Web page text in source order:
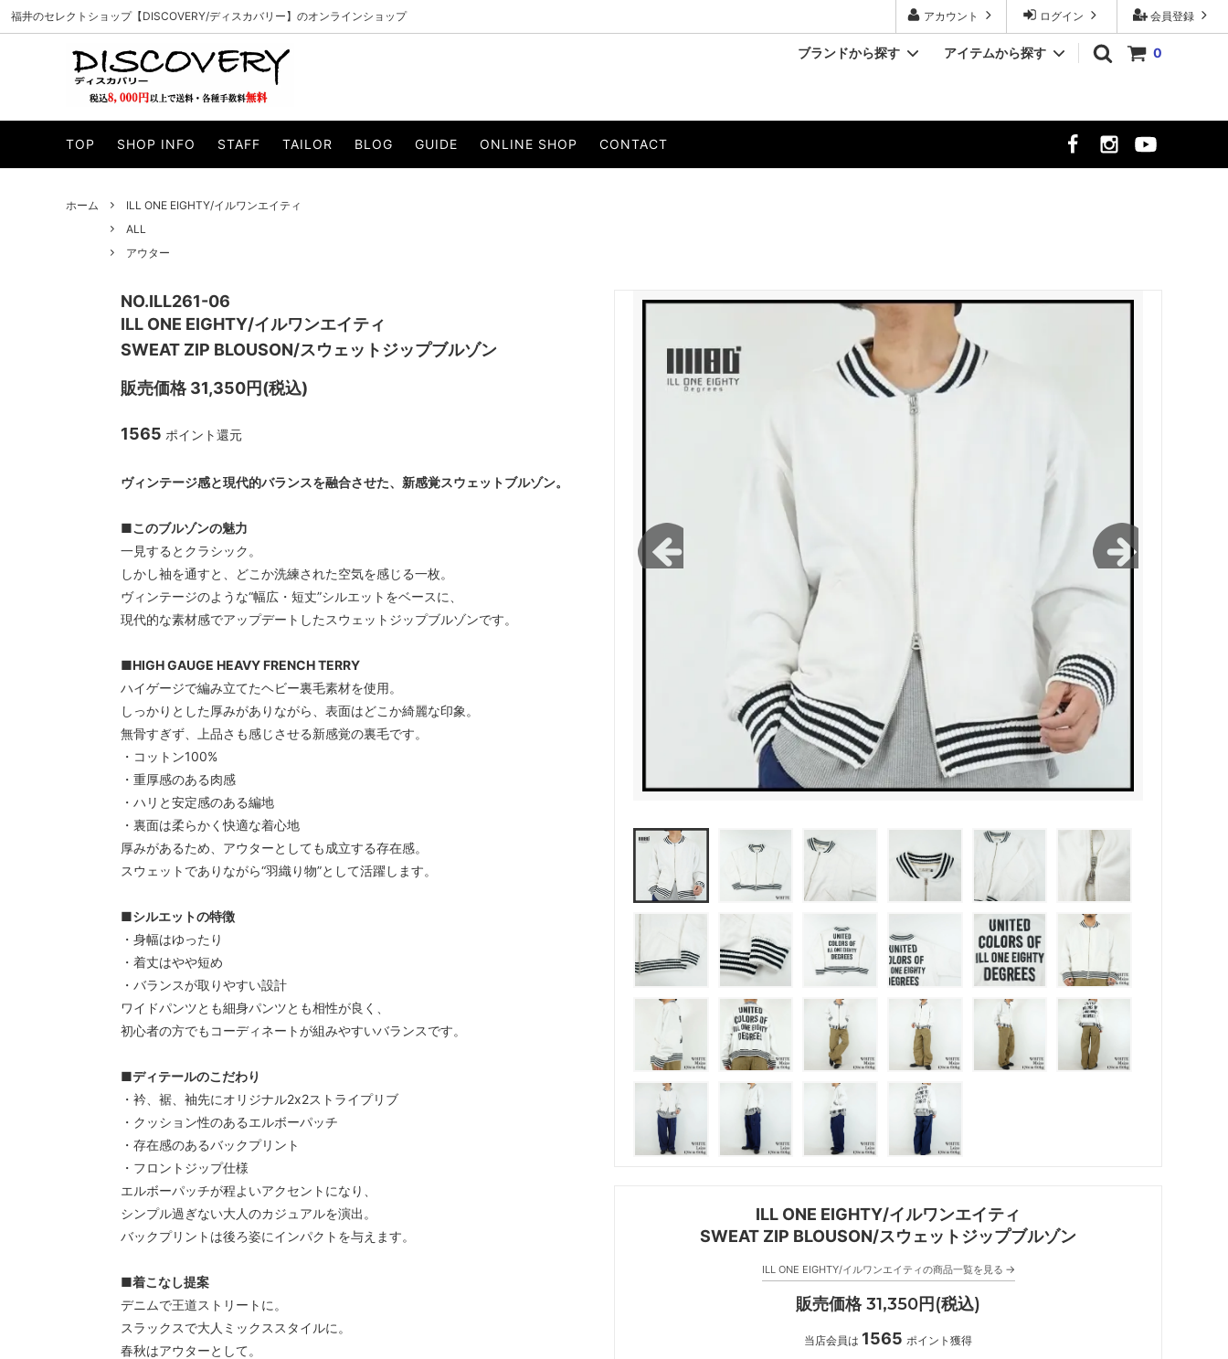
会員登録
ログイン
アカウント
福井のセレクトショップ【DISCOVERY/ディスカバリー】のオンラインショップ
0
ブランドから探す
MANUAL ALPHABET/マニュアルアルファベ
ット
WHEELROBE/ウィールローブ PERS PROJECTS/パースプロジェクト
VAGUE WATCH CO./ヴァーグウォッチカン
WELLDER/ウェルダー
SUNCORE/サンコア Gypsy&sons/ジプシー＆サンズ LUCEBER/ルースバー
unre:count/アンリカウント OPULENCE/オーピュレンス O/EIGHTH/オーエイス hayt/ハイト
Modem design/モデムデザイン PRODUCT LAB./プロダクトラボ Si/エスアイ
Bernabeu/ベルナベウ
アイテムから探す
ニット・スウェット カットソー・Tシャツ パンツ
サイフ・バッグ
TOP SHOP INFO STAFF TAILOR BLOG GUIDE ONLINE SHOP CONTACT
ホーム
ILL ONE EIGHTY/イルワンエイティ
ALL
アウター
ILL ONE EIGHTY/イルワンエイティ
SWEAT ZIP BLOUSON/スウェットジップブルゾン
ILL ONE EIGHTY/イルワンエイティの商品一覧を見る →
販売価格 31,350円(税込)
当店会員は 1565 ポイント獲得
NO.ILL261-06
ILL ONE EIGHTY/イルワンエイティ
SWEAT ZIP BLOUSON/スウェットジップブルゾン
販売価格 31,350円(税込)
1565 ポイント還元
ヴィンテージ感と現代的バランスを融合させた、新感覚スウェットブルゾン。
■このブルゾンの魅力
一見するとクラシック。
しかし袖を通すと、どこか洗練された空気を感じる一枚。
ヴィンテージのような“幅広・短丈”シルエットをベースに、
現代的な素材感でアップデートしたスウェットジップブルゾンです。
■HIGH GAUGE HEAVY FRENCH TERRY
ハイゲージで編み立てたヘビー裏毛素材を使用。
しっかりとした厚みがありながら、表面はどこか綺麗な印象。
無骨すぎず、上品さも感じさせる新感覚の裏毛です。
・コットン100%
・重厚感のある肉感
・ハリと安定感のある編地
・裏面は柔らかく快適な着心地
厚みがあるため、アウターとしても成立する存在感。
スウェットでありながら“羽織り物”として活躍します。
■シルエットの特徴
・身幅はゆったり
・着丈はやや短め
・バランスが取りやすい設計
ワイドパンツとも細身パンツとも相性が良く、
初心者の方でもコーディネートが組みやすいバランスです。
■ディテールのこだわり
・衿、裾、袖先にオリジナル2x2ストライプリブ
・クッション性のあるエルボーパッチ
・存在感のあるバックプリント
・フロントジップ仕様
エルボーパッチが程よいアクセントになり、
シンプル過ぎない大人のカジュアルを演出。
バックプリントは後ろ姿にインパクトを与えます。
■着こなし提案
デニムで王道ストリートに。
スラックスで大人ミックススタイルに。
春秋はアウターとして。